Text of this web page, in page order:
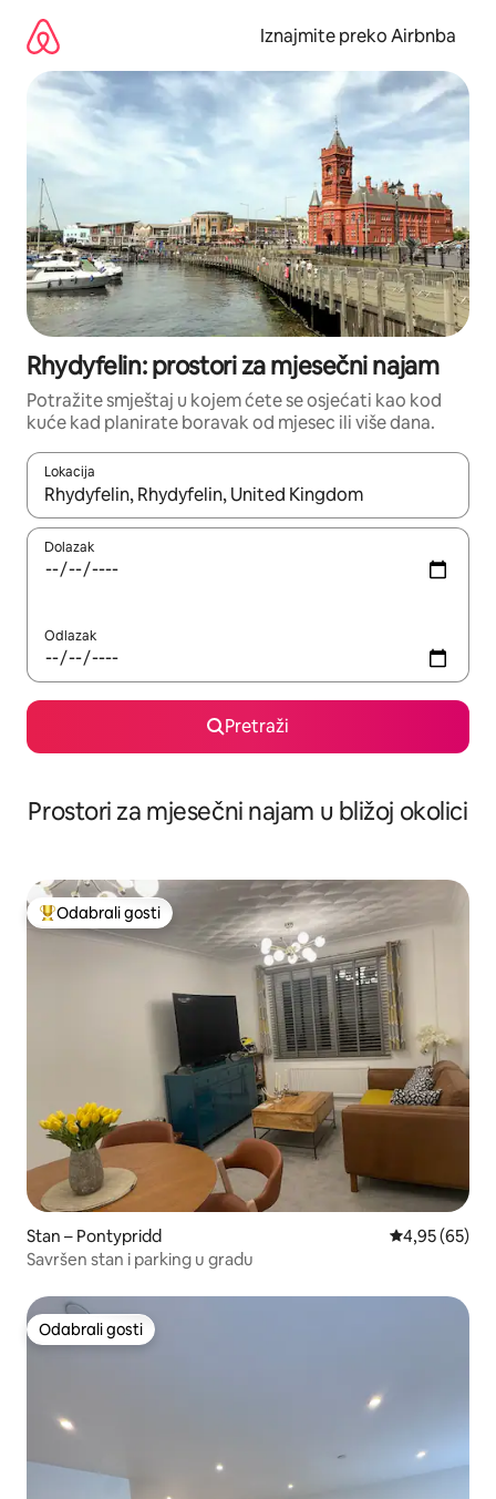
sadržaj
Iznajmite preko Airbnba
Rhydyfelin: prostori za mjesečni najam
Potražite smještaj u kojem ćete se osjećati kao kod
kuće kad planirate boravak od mjesec ili više dana.
Lokacija
Kada budu dostupni rezultati, moći ćete ih pregledati
Dolazak
Odlazak
Pretraži
Prostori za mjesečni najam u bližoj okolici
Među najviše rangiranima s oznakom „Odabrali gosti”
Odabrali gosti
Stan – Pontypridd Prosječna
4,95 (65)
Savršen stan i parking u gradu
Odabrali gosti
Odabrali gosti